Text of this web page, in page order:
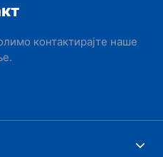
контактирајте наше